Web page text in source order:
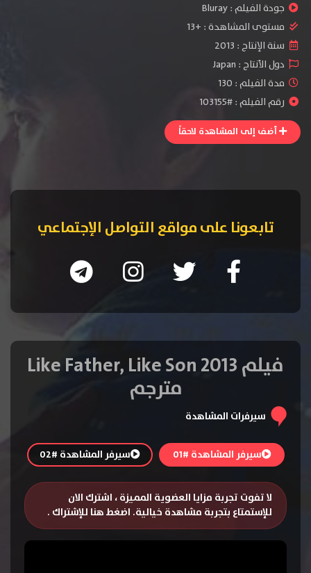
جودة الفيلم :Bluray
مستوى المشاهدة : +13
سنة الإنتاج : 2013
دول الأنتاج : Japan
مدة الفيلم : 130
رقم الفيلم : #103155
أضف إلى المشاهدة لاحقاً
تابعونا على مواقع التواصل الإجتماعي
فيلم Like Father, Like Son 2013
مترجم
سيرفرات المشاهدة
سيرفر المشاهدة #01 سيرفر المشاهدة #02
لا تفوت تجربة مزايا العضوية المميزة ، اشترك الان
للإستمتاع بتجربة مشاهدة خيالية. اضغط هنا للإشتراك .